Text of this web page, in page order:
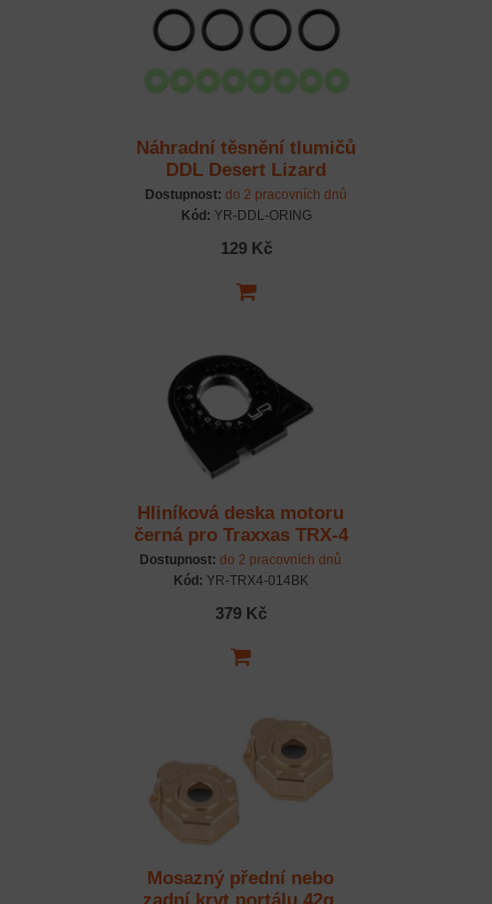
Náhradní těsnění tlumičů
DDL Desert Lizard
Dostupnost: do 2 pracovních dnů
Kód: YR-DDL-ORING
129 Kč
Hliníková deska motoru
černá pro Traxxas TRX-4
a TRX-6
Dostupnost: do 2 pracovních dnů
Kód: YR-TRX4-014BK
379 Kč
Mosazný přední nebo